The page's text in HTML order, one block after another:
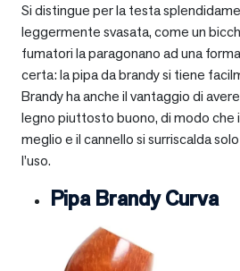
Si distingue per la testa
leggermente svasata, come un
fumatori la paragonano ad una
certa: la pipa da brandy si tiene
Brandy ha anche il vantaggio di
legno piuttosto buono, di modo che
meglio e il cannello si surriscalda
l’uso.
Pipa Brandy Curva